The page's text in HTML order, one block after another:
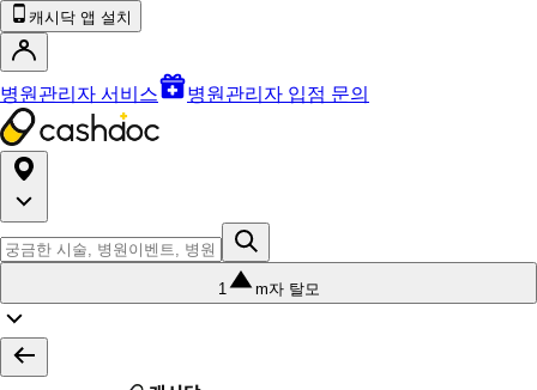
캐시닥 앱 설치
병원관리자 서비스 병원관리자 입점 문의
1 m자 탈모